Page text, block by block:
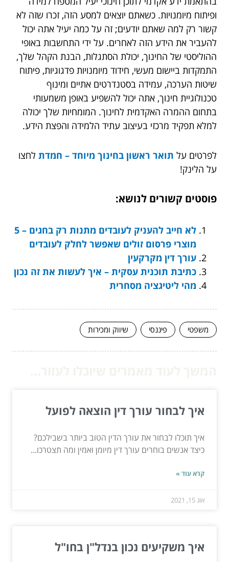
ופיתוח מיומנויות. כשאתם יוצאים למסע הזה, זכרו שזה לא
קשור רק למה שאתם יודעים; זה על כמה יעיל אתה יכול
להעביר את הידע הזה לאחרים. על ידי התחשבות באופי
ההוליסטי של החינוך, יכולת הסתגלות, הבנת הקהל שלך,
התמקדות ביישום מעשי, חידוד מיומנויות פדגוגיות, פיתוח
שיטות הערכה, עמידה בסטנדרטים אתיים ומינוף
טכנולוגיית חינוך, אתה יכול להשפיע באופן משמעותי
בתחום ההמרה האקדמית לחינוך. המומחיות שלך יכולה
למלא תפקיד מרכזי בעיצוב עתיד הלמידה והפצת הידע.
לפרטים על תואר ראשון בחינוך מיוחד – חמדת לחצו
על הלינק!
פוסטים קשורים לנושא:
לא חייב להעניק לעובדים מתנות רק בחגים – 5
מוצרי פרסום זולים שאפשר לחלק לעובדים
עורך דין מקרקעין
כתיבת תוכנית עסקית – איך לעשות את זה נכון
מהי ליטיגציה מסחרית
משפטי פיננסי שיווק ומכירות
איך לבחור עורך דין הוצאה לפועל
איך תוכלו לבחור את עורך הדין הטוב ביותר בשבילכם?
כיצד אנשים בוחרים עורך דין מיומן ואמין ומה תצטרכו...
קרא עוד »
אוג 15, 2021
איך משקיעים נכון בנדל"ן בחו"ל